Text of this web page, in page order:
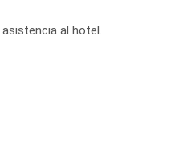
al hotel.